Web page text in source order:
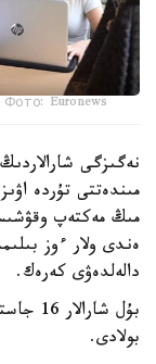
Фото: Euronews
نەگىزگى
مىڭ مەكتەپ
ەندى ولار ءوز
دالەلدەۋى كەرەك.
بۇل
بولادى.